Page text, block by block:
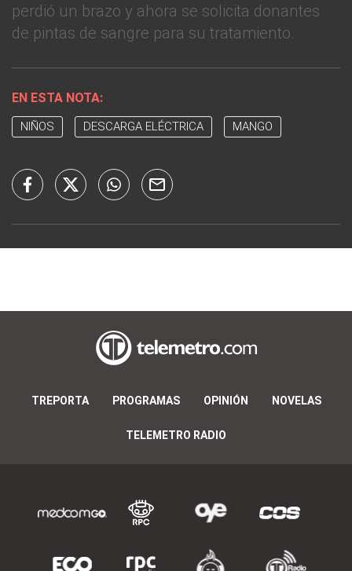
perdió un brazo y ahora se solicita donantes
de pintas de sangre para su tratamiento.
EN ESTA NOTA:
NIÑOS DESCARGA ELÉCTRICA MANGO
TREPORTA PROGRAMAS OPINIÓN NOVELAS
TELEMETRO RADIO